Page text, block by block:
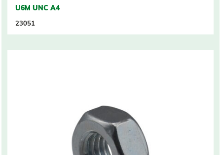
U6M UNC A4
23051